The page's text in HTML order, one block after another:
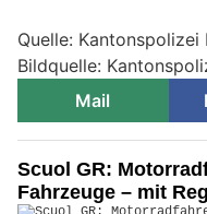
Quelle: Kantonspolizei
Bildquelle:
Mail
Scuol GR:
Fahrzeuge – mit